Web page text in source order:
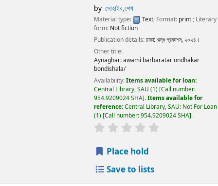
by সোহাইব,শেখ
Material type: Text; Format: print; Literary
form: Not fiction
Publication details:ঢাকা:ঋদ্ধ প্রকাশন,২০২৪।
Other title:
Aynaghar: awami barbaratar ondhakar
bondishala/
Availability:Items available for loan:
Central Library, SAU (1) Call number:
954.9209024 SHA .Items available for
reference:Central Library, SAU: Not For Loan
(1) Call number:954.9209024 SHA .
Place hold
Save to lists